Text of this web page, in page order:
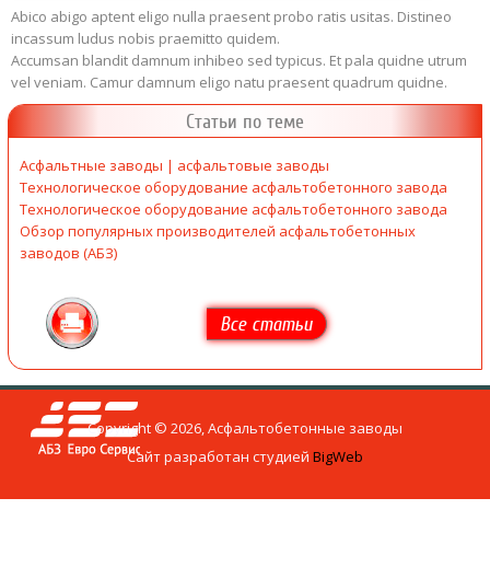
Abico abigo aptent eligo nulla praesent probo ratis usitas. Distineo
incassum ludus nobis praemitto quidem.
Accumsan blandit damnum inhibeo sed typicus. Et pala quidne utrum
vel veniam. Camur damnum eligo natu praesent quadrum quidne.
Статьи по теме
Асфальтные заводы | асфальтовые заводы
Технологическое оборудование асфальтобетонного завода
Технологическое оборудование асфальтобетонного завода
Обзор популярных производителей асфальтобетонных
заводов (АБЗ)
Все статьи
Copyright © 2026, Асфальтобетонные заводы
Сайт разработан студией BigWeb